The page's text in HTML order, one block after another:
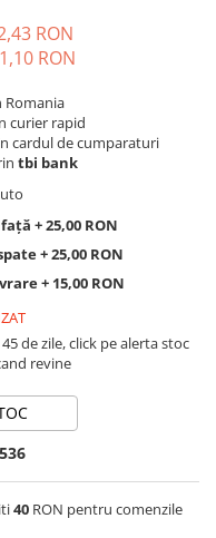
RON
RON
Romania
curier rapid
cardul de cumparaturi
tbi bank
+ 25,00 RON
+ 25,00 RON
+ 15,00 RON
de zile, click pe alerta stoc
revine
40 RON pentru comenzile